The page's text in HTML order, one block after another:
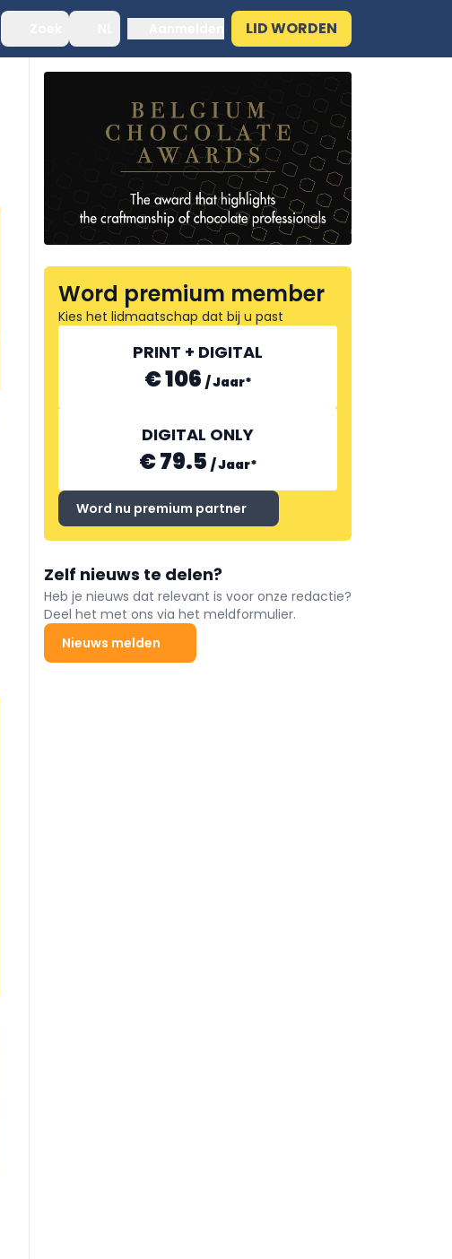
LID WORDEN
Word premium member
Kies het lidmaatschap dat bij u past
PRINT + DIGITAL
€ 106 /Jaar*
DIGITAL ONLY
€ 79.5 /Jaar*
Word nu premium partner
Zelf nieuws te delen?
Heb je nieuws dat relevant is voor onze redactie?
Deel het met ons via het meldformulier.
Nieuws melden